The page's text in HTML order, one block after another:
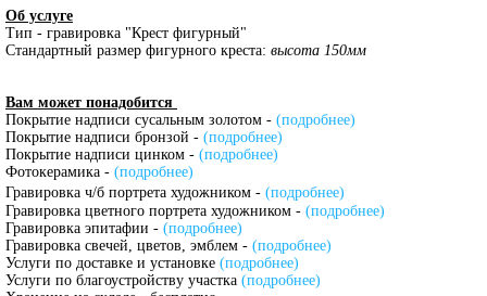
Об услуге
Тип - гравировка "Крест фигурный"
Стандартный размер фигурного креста: высота 150мм
Вам может понадобится
Покрытие надписи сусальным золотом - (подробнее)
Покрытие надписи бронзой - (подробнее)
Покрытие надписи цинком - (подробнее)
Фотокерамика - (подробнее)
Гравировка ч/б портрета художником - (подробнее)
Гравировка цветного портрета художником - (подробнее)
Гравировка эпитафии - (подробнее)
Гравировка свечей, цветов, эмблем - (подробнее)
Услуги по доставке и установке (подробнее)
Услуги по благоустройству участка (подробнее)